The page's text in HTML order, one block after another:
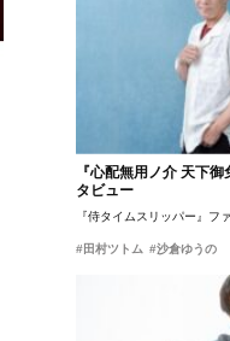
『心配無用ノ介 天下
タビュー
『侍タイムスリッパー』
#田村ツトム #沙倉ゆうの